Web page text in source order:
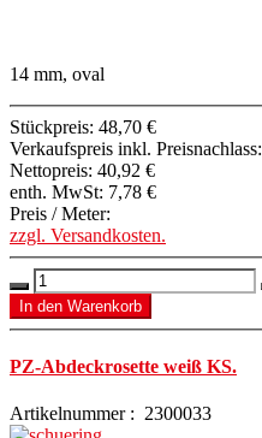
14 mm, oval
Stückpreis: 48,70 €
Verkaufspreis inkl. Preisnachlass:
Nettopreis: 40,92 €
enth. MwSt: 7,78 €
Preis / Meter:
zzgl. Versandkosten.
PZ-Abdeckrosette weiß KS.
Artikelnummer : 2300033